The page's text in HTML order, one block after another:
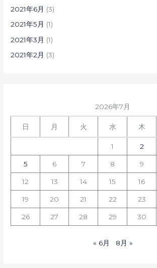
2021年6月 (3)
2021年5月 (1)
2021年3月 (1)
2021年2月 (3)
2026年7月
日 月 火 水 木
1 2
5 6 7 8 9
12 13 14 15 16
19 20 21 22 23
26 27 28 29 30
« 6月 8月 »